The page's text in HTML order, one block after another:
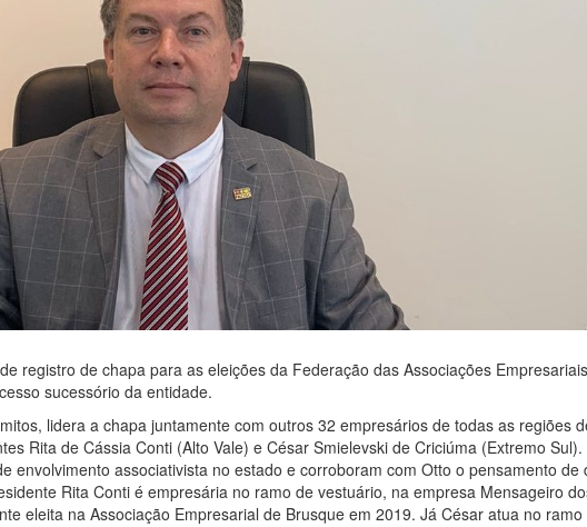
registro de chapa para as eleições da Federação das Associações
sucessório da entidade.
lidera a chapa juntamente com outros 32 empresários de todas as regiões
Rita de Cássia Conti (Alto Vale) e César Smielevski de Criciúma (Extremo
envolvimento associativista no estado e corroboram com Otto o pensamento de
Rita Conti é empresária no ramo de vestuário, na empresa Mensageiro
eleita na Associação Empresarial de Brusque em 2019. Já César atua no